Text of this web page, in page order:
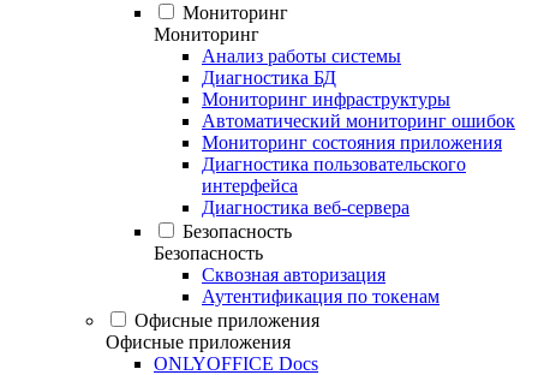
Мониторинг
Мониторинг
Анализ работы системы
Диагностика БД
Мониторинг инфраструктуры
Автоматический мониторинг ошибок
Мониторинг состояния приложения
Диагностика пользовательского
интерфейса
Диагностика веб-сервера
Безопасность
Безопасность
Сквозная авторизация
Аутентификация по токенам
Офисные приложения
Офисные приложения
ONLYOFFICE Docs